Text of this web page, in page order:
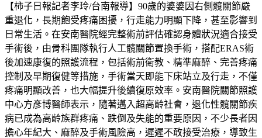
【柿子日報記者李玲/台南報導】90歲的婆婆因右側髖關節嚴
重退化，長期飽受疼痛困擾，行走能力明顯下降，甚至影響到
日常生活。在安南醫院經完整術前評估確認身體狀況適合接受
手術後，由骨科團隊執行人工髖關節置換手術，搭配ERAS術
後加速康復的照護流程，包括術前衛教、精準麻醉、完善疼痛
控制及早期復健等措施，手術當天即能下床站立及行走，不僅
疼痛明顯改善，也大幅提升後續復原效率。安南醫院關節照護
中心方彥博醫師表示，隨著邁入超高齡社會，退化性髖關節疾
病已成為高齡族群疼痛、跌倒及失能的重要原因，不少長者因
擔心年紀大、麻醉及手術風險高，遲遲不敢接受治療，導致生